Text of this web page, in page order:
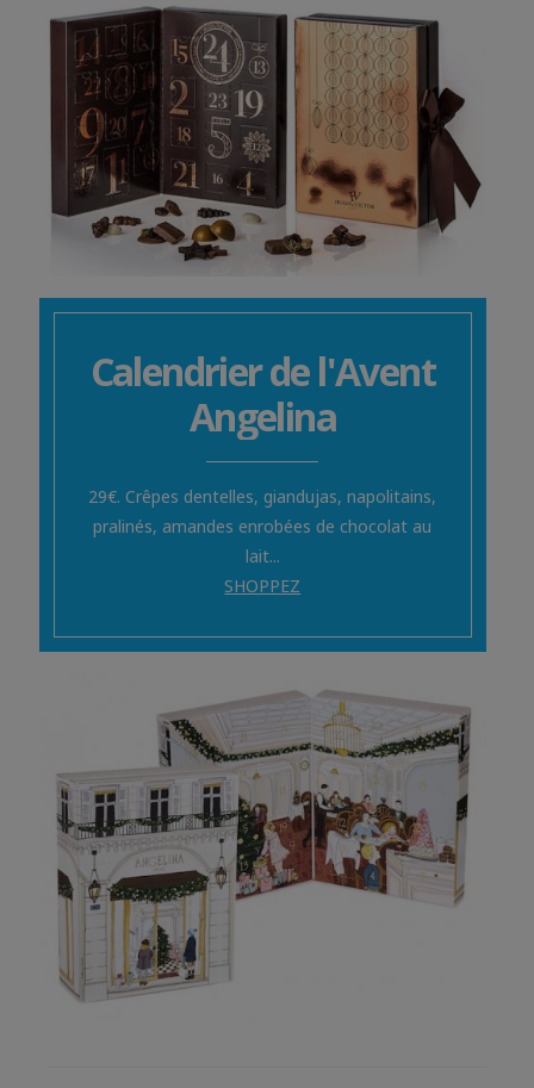
Calendrier de l'Avent
Angelina
29€. Crêpes dentelles, giandujas, napolitains,
pralinés, amandes enrobées de chocolat au
lait...
SHOPPEZ